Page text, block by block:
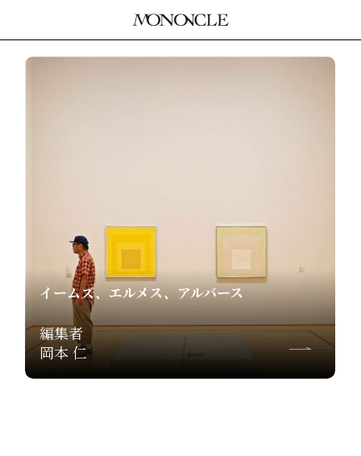
イームズ、エルメス、アルバース
編集者
岡本 仁